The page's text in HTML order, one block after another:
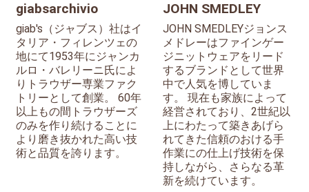
giabsarchivio
giab's（ジャブス）社はイ
タリア・フィレンツェの
地にて1953年にジャンカ
ルロ・バレリーニ氏によ
りトラウザー専業ファク
トリーとして創業。 60年
以上もの間トラウザーズ
のみを作り続けることに
より磨き抜かれた高い技
術と品質を誇ります。
JOHN SMEDLEY
JOHN SMEDLEYジョンス
メドレーはファインゲー
ジニットウェアをリード
するブランドとして世界
中で人気を博していま
す。 現在も家族によって
経営されており、2世紀以
上にわたって築きあげら
れてきた信頼のおける手
作業にの仕上げ技術を保
持しながら、さらなる革
新を続けています。